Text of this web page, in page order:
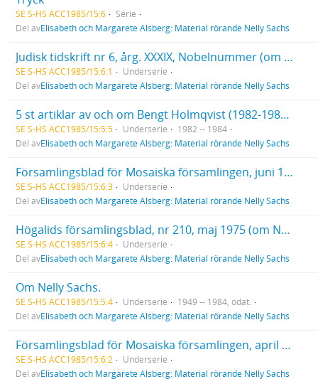
SE S-HS ACC1985/15:6
Serie
Del avElisabeth och Margarete Alsberg: Material rörande Nelly Sachs
Judisk tidskrift nr 6, årg. XXXIX, Nobelnummer (om Nelly Sachs och S. J. Agnon).
SE S-HS ACC1985/15:6:1
Underserie
Del avElisabeth och Margarete Alsberg: Material rörande Nelly Sachs
5 st artiklar av och om Bengt Holmqvist (1982-1984). En artikel om Margaretha Holmqvist (1982).
SE S-HS ACC1985/15:5:5 Underserie
1982 -- 1984
Del avElisabeth och Margarete Alsberg: Material rörande Nelly Sachs
Församlingsblad för Mosaiska församlingen, juni 1970 (In memoriam. Nelly Sachs, sid. 5).
SE S-HS ACC1985/15:6:3
Underserie
Del avElisabeth och Margarete Alsberg: Material rörande Nelly Sachs
Högalids församlingsblad, nr 210, maj 1975 (om Nelly Sachs, sid. 8).
SE S-HS ACC1985/15:6:4
Underserie
Del avElisabeth och Margarete Alsberg: Material rörande Nelly Sachs
Om Nelly Sachs.
SE S-HS ACC1985/15:5:4 Underserie
1949 -- 1984, odat.
Del avElisabeth och Margarete Alsberg: Material rörande Nelly Sachs
Församlingsblad för Mosaiska församlingen, april 1967 (om Nelly Sachs, sid. 4).
SE S-HS ACC1985/15:6:2
Underserie
Del avElisabeth och Margarete Alsberg: Material rörande Nelly Sachs